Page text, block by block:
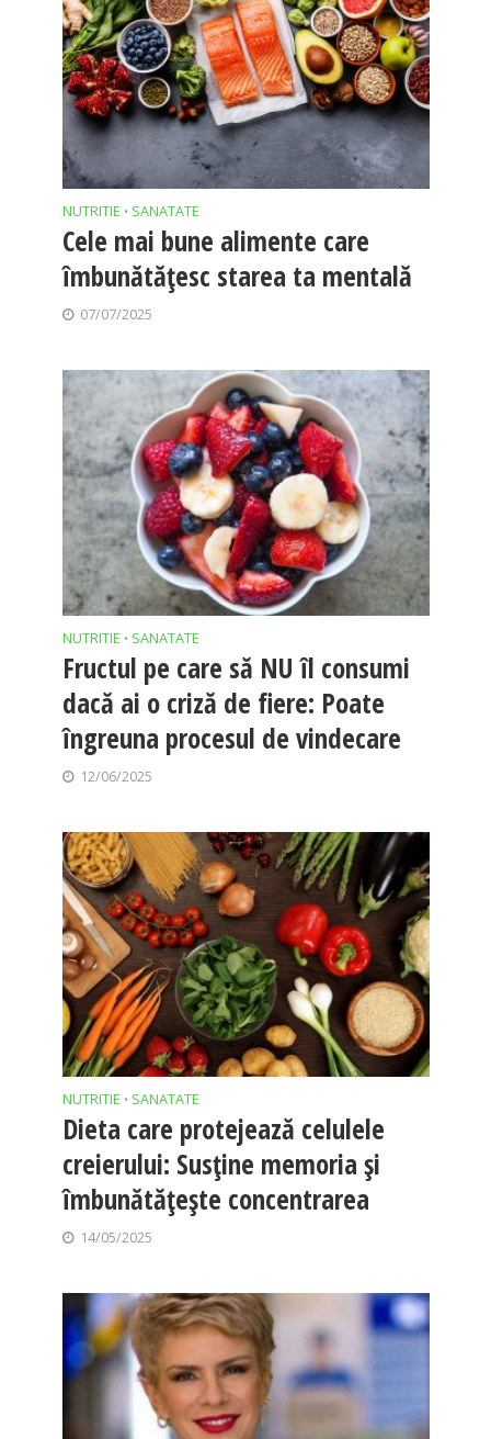
NUTRITIE • SANATATE
Cele mai bune alimente care
îmbunătățesc starea ta mentală
07/07/2025
NUTRITIE • SANATATE
Fructul pe care să NU îl consumi
dacă ai o criză de fiere: Poate
îngreuna procesul de vindecare
12/06/2025
NUTRITIE • SANATATE
Dieta care protejează celulele
creierului: Susține memoria și
îmbunătățește concentrarea
14/05/2025